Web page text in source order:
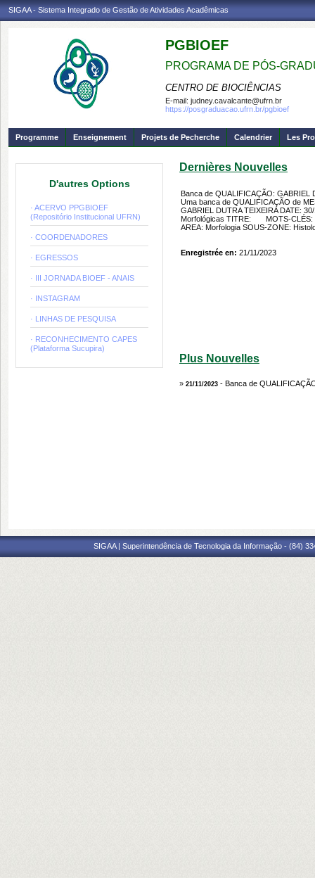
SIGAA - Sistema Integrado de Gestão de Atividades Acadêmicas
PGBIOEF
PROGRAMA DE PÓS-
CENTRO DE BIOCIÊNCIAS
E-mail: judney.cavalcante@ufrn.br
https://posgraduacao.ufrn.br/pgbioef
Programme Enseignement Projets de Pecherche Calendrier Les
D'autres Options
· ACERVO PPGBIOEF
(Repositório Institucional UFRN)
· COORDENADORES
· EGRESSOS
· III JORNADA BIOEF - ANAIS
· INSTAGRAM
· LINHAS DE PESQUISA
· RECONHECIMENTO CAPES
(Plataforma Sucupira)
Dernières Nouvelles
Banca de QUALIFICAÇÃO: GABRIEL
Uma banca de QUALIFICAÇÃO de
GABRIEL DUTRA TEIXEIRA DATE:
Morfológicas TITRE: MOTS-CLÉS:
AREA: Morfologia SOUS-ZONE:
Enregistrée en: 21/11/2023
Plus Nouvelles
» 21/11/2023 - Banca de
SIGAA | Superintendência de Tecnologia da Informação - (84)